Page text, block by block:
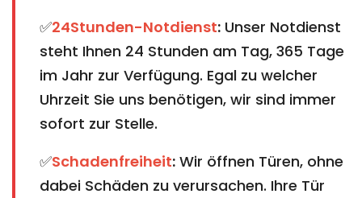
✅24Stunden-Notdienst: Unser Notdienst
steht Ihnen 24 Stunden am Tag, 365 Tage
im Jahr zur Verfügung. Egal zu welcher
Uhrzeit Sie uns benötigen, wir sind immer
sofort zur Stelle.
✅Schadenfreiheit: Wir öffnen Türen, ohne
dabei Schäden zu verursachen. Ihre Tür